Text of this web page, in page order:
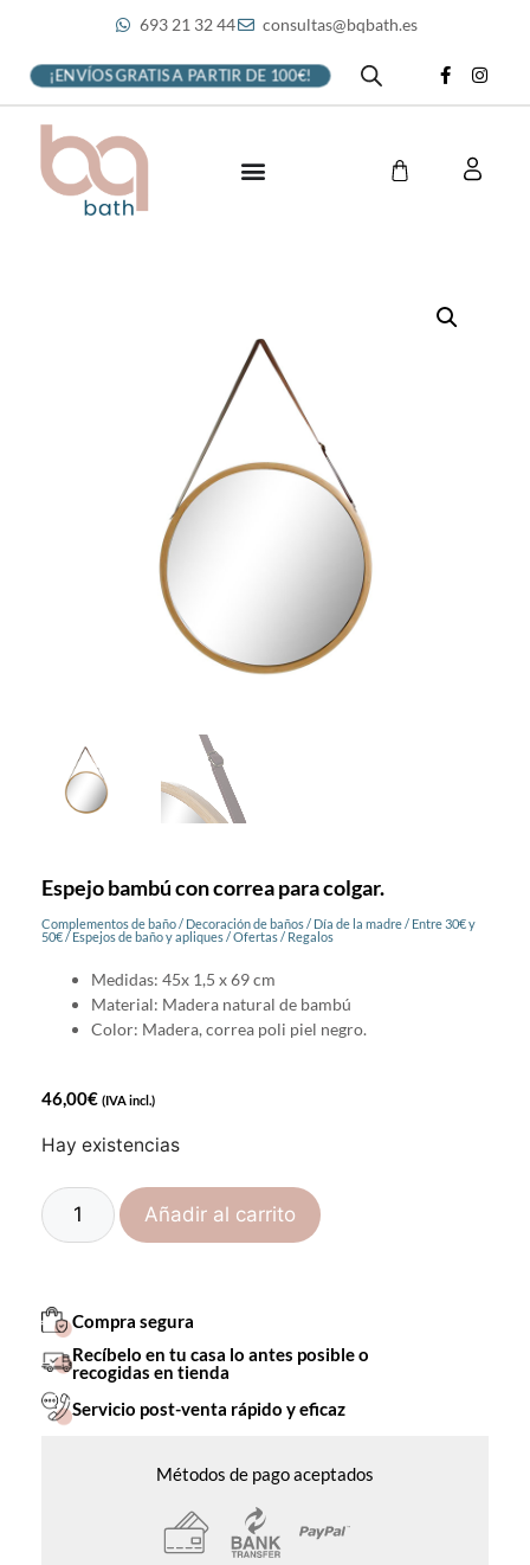
693 21 32 44 consultas@bqbath.es
¡ENVÍOS GRATIS A PARTIR DE 100€!
Espejo bambú con correa para colgar.
Complementos de baño/ Decoración de baños/ Día de la madre/ Entre 30€ y
50€/ Espejos de baño y apliques/Ofertas/ Regalos
Medidas: 45x 1,5 x 69 cm
Material: Madera natural de bambú
Color: Madera, correa poli piel negro.
46,00€ (IVA incl.)
Hay existencias
Añadir al carrito
Compra segura
Recíbelo en tu casa lo antes posible o
recogidas en tienda
Servicio post-venta rápido y eficaz
Métodos de pago aceptados